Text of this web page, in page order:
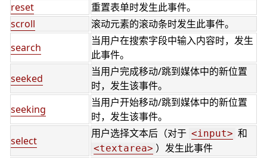
reset
重置表单时发生此事件。
scroll
滚动元素的滚动条时发生此事件。
search
当用户在搜索字段中输入内容时，发生
此事件。
seeked
当用户完成移动/跳到媒体中的新位置
时，发生该事件。
seeking
当用户开始移动/跳到媒体中的新位置
时，发生该事件。
select
用户选择文本后（对于 <input> 和
<textarea> ）发生此事件